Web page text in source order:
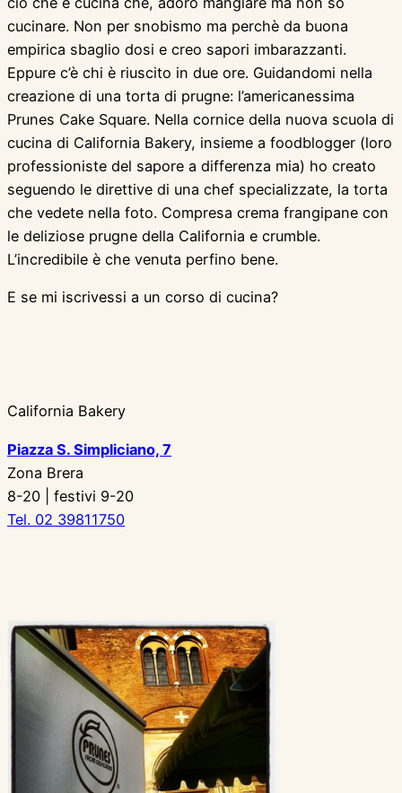
cucinare. Non per snobismo ma perchè da buona
empirica sbaglio dosi e creo sapori imbarazzanti.
Eppure c’è chi è riuscito in due ore. Guidandomi nella
creazione di una torta di prugne: l’americanessima
Prunes Cake Square. Nella cornice della nuova scuola di
cucina di California Bakery, insieme a foodblogger (loro
professioniste del sapore a differenza mia) ho creato
seguendo le direttive di una chef specializzate, la torta
che vedete nella foto. Compresa crema frangipane con
le deliziose prugne della California e crumble.
L’incredibile è che venuta perfino bene.
E se mi iscrivessi a un corso di cucina?
California Bakery
Piazza S. Simpliciano, 7
Zona Brera
8-20 | festivi 9-20
Tel. 02 39811750